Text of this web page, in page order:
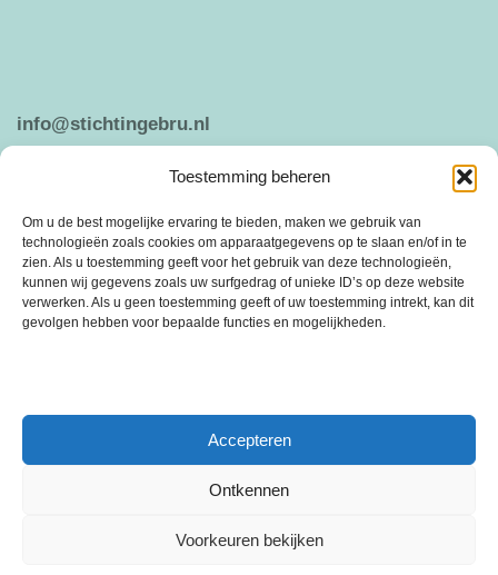
Toestemming beheren
Om u de best mogelijke ervaring te bieden, maken we gebruik van
technologieën zoals cookies om apparaatgegevens op te slaan en/of in te
zien. Als u toestemming geeft voor het gebruik van deze technologieën,
kunnen wij gegevens zoals uw surfgedrag of unieke ID’s op deze website
verwerken. Als u geen toestemming geeft of uw toestemming intrekt, kan dit
gevolgen hebben voor bepaalde functies en mogelijkheden.
Accepteren
Ontkennen
Voorkeuren bekijken
info@stichtingebru.nl
Weergeven op Google Maps
ANBI PRIVACY VERKLARING
behoefte om sociale cohesie en saamhorigheid te bevorderen.